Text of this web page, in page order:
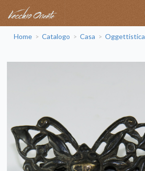
Home > Catalogo > Casa > Oggettistica